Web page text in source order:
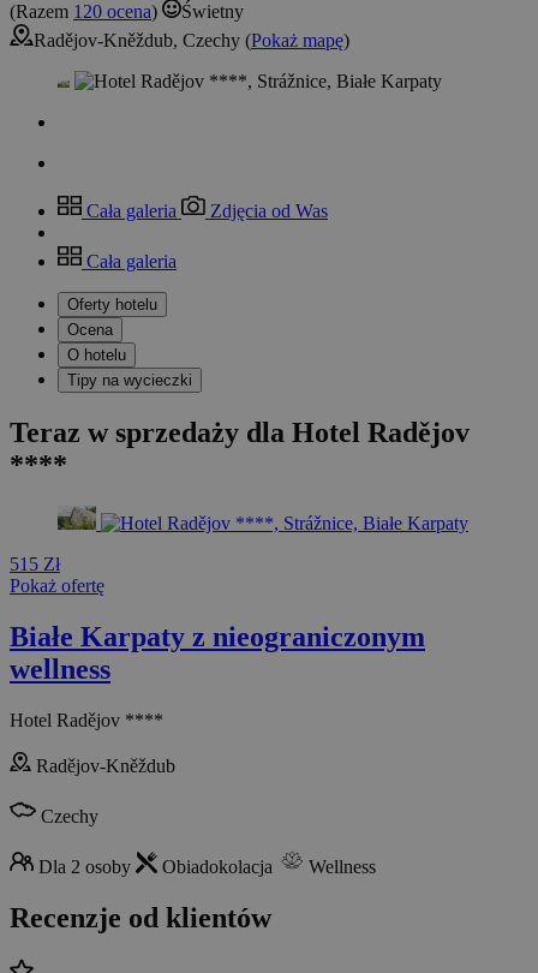
(Razem 120 ocena)
Świetny
Radějov-Kněždub, Czechy (Pokaż mapę)
Cała galeria Zdjęcia od Was
Cała galeria
Oferty hotelu
Ocena
O hotelu
Tipy na wycieczki
Teraz w sprzedaży dla Hotel Radějov
****
515 Zł
Pokaż ofertę
Białe Karpaty z nieograniczonym
wellness
Hotel Radějov ****
Radějov-Kněždub
Czechy
Dla 2 osoby Obiadokolacja Wellness
Recenzje od klientów